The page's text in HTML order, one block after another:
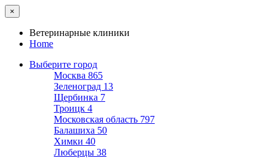
×
Ветеринарные клиники
Home
Выберите город
Москва 865
Зеленоград 13
Щербинка 7
Троицк 4
Московская область 797
Балашиха 50
Химки 40
Люберцы 38